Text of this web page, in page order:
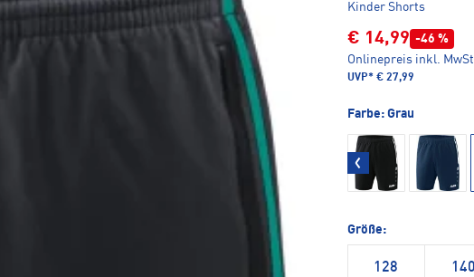
Kinder Shorts
€ 14,99 -46 %
Onlinepreis inkl.
UVP* € 27,99
Farbe: Grau
Größe:
128 140